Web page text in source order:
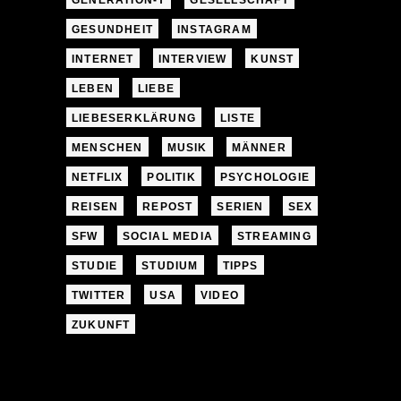
GESUNDHEIT INSTAGRAM
INTERNET INTERVIEW KUNST
LEBEN LIEBE
LIEBESERKLÄRUNG LISTE
MENSCHEN MUSIK MÄNNER
NETFLIX POLITIK PSYCHOLOGIE
REISEN REPOST SERIEN SEX
SFW SOCIAL MEDIA STREAMING
STUDIE STUDIUM TIPPS
TWITTER USA VIDEO
ZUKUNFT